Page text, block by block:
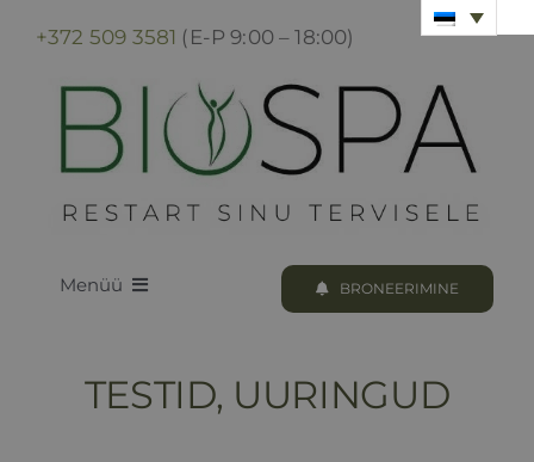
content
+372 509 3581 (E-P 9:00 – 18:00)
Menüü BRONEERIMINE
TESTID, UURINGUD